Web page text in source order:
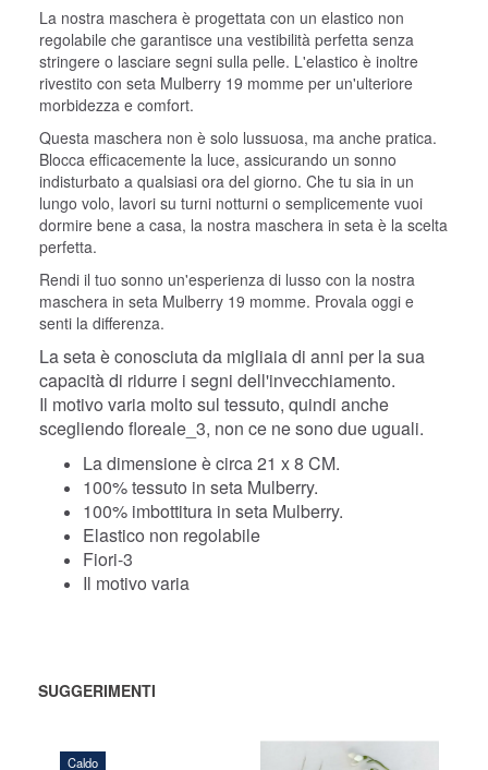
La nostra maschera è progettata con un elastico non
regolabile che garantisce una vestibilità perfetta senza
stringere o lasciare segni sulla pelle. L'elastico è inoltre
rivestito con seta Mulberry 19 momme per un'ulteriore
morbidezza e comfort.
Questa maschera non è solo lussuosa, ma anche pratica.
Blocca efficacemente la luce, assicurando un sonno
indisturbato a qualsiasi ora del giorno. Che tu sia in un
lungo volo, lavori su turni notturni o semplicemente vuoi
dormire bene a casa, la nostra maschera in seta è la scelta
perfetta.
Rendi il tuo sonno un'esperienza di lusso con la nostra
maschera in seta Mulberry 19 momme. Provala oggi e
senti la differenza.
La seta è conosciuta da migliaia di anni per la sua
capacità di ridurre i segni dell'invecchiamento.
Il motivo varia molto sul tessuto, quindi anche
scegliendo floreale_3, non ce ne sono due uguali.
La dimensione è circa 21 x 8 CM.
100% tessuto in seta Mulberry.
100% imbottitura in seta Mulberry.
Elastico non regolabile
Fiori-3
Il motivo varia
SUGGERIMENTI
Caldo